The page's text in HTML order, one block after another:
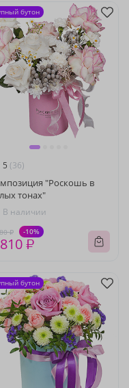
5 (36)
"Роскошь в
тонах"
В наличии
₽ -10%
₽
бутон
бутон